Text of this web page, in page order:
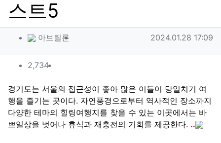
스트5
작성자 정보
아브틸론 작성일
2024.01.28 17:09
컨텐츠 정보
2,734조회
본문
경기도는 서울의 접근성이 좋아 많은 이들이 당일치기 여
행을 즐기는 곳이다. 자연풍경으로부터 역사적인 장소까지
다양한 테마의 힐링여행지를 찾을 수 있는 이곳에서는 바
쁘일상을 벗어나 휴식과 재충전의 기회를 제공한다. ..